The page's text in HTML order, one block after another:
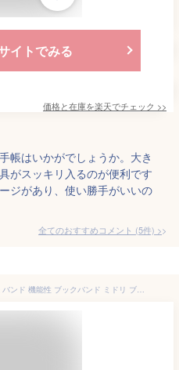
イトでみる
価格と在庫を楽天でチェック >>
帳はいかがでしょうか。大き
がスッキリ入るのが便利です
ジがあり、使い勝手がいいの
全てのおすすめコメント (5件) >
【楽天1位獲得】ペンケース 手帳 バンド 機能性 ブックバンド ミドリ ブックバンドケース ブックバンドペンケース 大人 おしゃれ 布 シンプル 薄型 多機能 差し込み スリム B6 A5 キャンバス 帆布 ペンホルダー 仕切り ファスナー 無地 黒